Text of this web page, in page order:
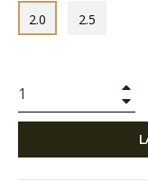
2.0 2.5